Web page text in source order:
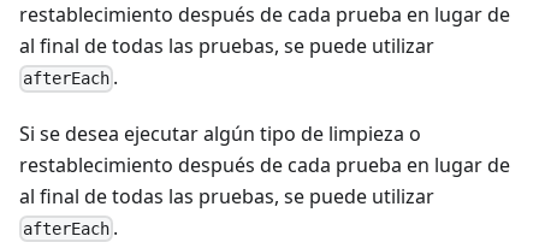
restablecimiento después de cada prueba en lugar de
al final de todas las pruebas, se puede utilizar
afterEach .
Si se desea ejecutar algún tipo de limpieza o
restablecimiento después de cada prueba en lugar de
al final de todas las pruebas, se puede utilizar
afterEach .